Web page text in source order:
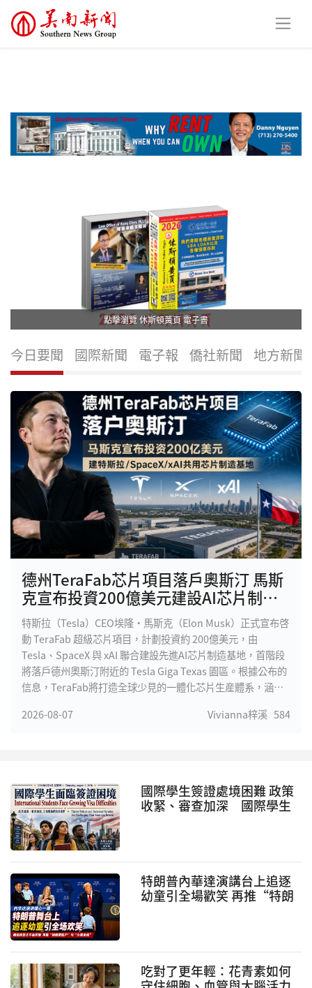
點擊瀏覽 休斯頓黃頁 電子書
今日要聞 國際新聞 電子報 僑社新聞 地方新聞
德州TeraFab芯片項目落戶奧斯汀 馬斯
克宣布投資200億美元建設AI芯片制造
基地
特斯拉（Tesla）CEO埃隆·馬斯克（Elon Musk）正式宣布啓
動 TeraFab 超級芯片項目，計劃投資約 200億美元，由
Tesla、SpaceX 與 xAI 聯合建設先進AI芯片制造基地，首階段
將落戶德州奧斯汀附近的 Tesla Giga Texas 園區。根據公布的
信息，TeraFab將打造全球少見的一體化芯片生産體系，涵蓋
程，大幅縮短AI芯片研發周期，提高迭代效率。馬斯克表示，
需求。
2026-08-07 Vivianna梓溪 584
國際學生簽證處境困難 政策
收緊、審查加深 國際學生
特朗普內華達演講台上追逐
幼童引全場歡笑 再推“特朗
吃對了更年輕：花青素如何